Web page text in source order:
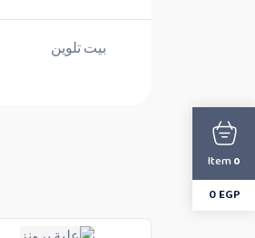
بيت تلوين
0
Item
0EGP